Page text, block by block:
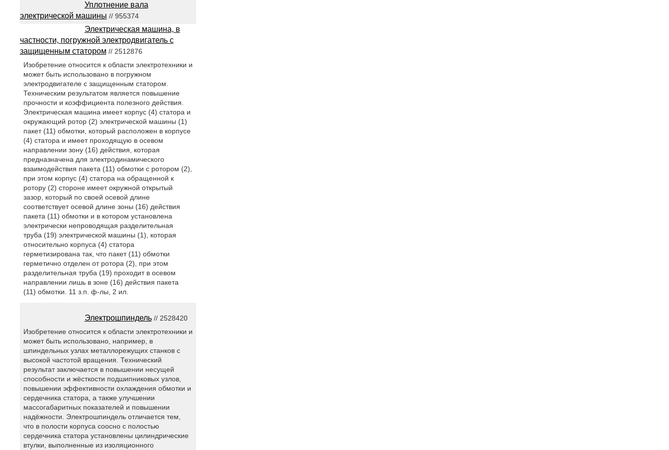
Уплотнение вала
электрической машины // 955374
Электрическая машина, в
частности, погружной электродвигатель с
защищенным статором // 2512876
Изобретение относится к области электротехники и
может быть использовано в погружном
электродвигателе с защищенным статором.
Техническим результатом является повышение
прочности и коэффициента полезного действия.
Электрическая машина имеет корпус (4) статора и
окружающий ротор (2) электрической машины (1)
пакет (11) обмотки, который расположен в корпусе
(4) статора и имеет проходящую в осевом
направлении зону (16) действия, которая
предназначена для электродинамического
взаимодействия пакета (11) обмотки с ротором (2),
при этом корпус (4) статора на обращенной к
ротору (2) стороне имеет окружной открытый
зазор, который по своей осевой длине
соответствует осевой длине зоны (16) действия
пакета (11) обмотки и в котором установлена
электрически непроводящая разделительная
труба (19) электрической машины (1), которая
относительно корпуса (4) статора
герметизирована так, что пакет (11) обмотки
герметично отделен от ротора (2), при этом
разделительная труба (19) проходит в осевом
направлении лишь в зоне (16) действия пакета
(11) обмотки. 11 з.п. ф-лы, 2 ил.
Электрошпиндель// 2528420
Изобретение относится к области электротехники и
может быть использовано, например, в
шпиндельных узлах металлорежущих станков с
высокой частотой вращения. Технический
результат заключается в повышении несущей
способности и жёсткости подшипниковых узлов,
повышении эффективности охлаждения обмотки и
сердечника статора, а также улучшении
массогабаритных показателей и повышении
надёжности. Электрошпиндель отличается тем,
что в полости корпуса соосно с полостью
сердечника статора установлены цилиндрические
втулки, выполненные из изоляционного